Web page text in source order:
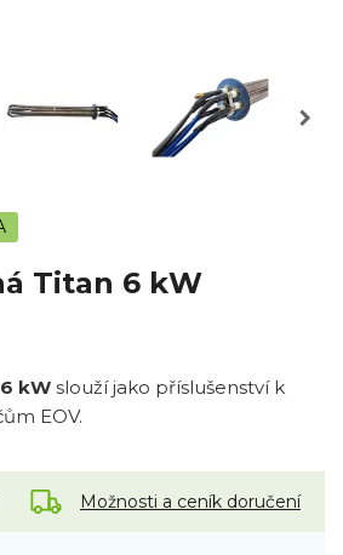
Titan 6 kW
kW slouží jako příslušenství k
EOV.
Možnosti a ceník doručení